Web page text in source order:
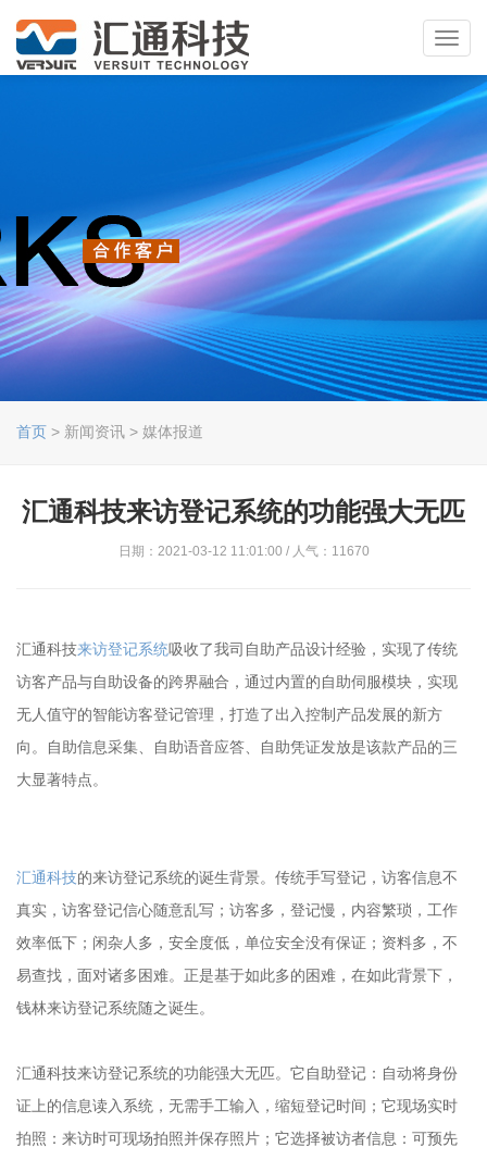
首页 > 新闻资讯 > 媒体报道
汇通科技来访登记系统的功能强大无匹
日期：2021-03-12 11:01:00 / 人气：11670
汇通科技来访登记系统吸收了我司自助产品设计经验，实现了传统
访客产品与自助设备的跨界融合，通过内置的自助伺服模块，实现
无人值守的智能访客登记管理，打造了出入控制产品发展的新方
向。自助信息采集、自助语音应答、自助凭证发放是该款产品的三
大显著特点。
汇通科技的来访登记系统的诞生背景。传统手写登记，访客信息不
真实，访客登记信心随意乱写；访客多，登记慢，内容繁琐，工作
效率低下；闲杂人多，安全度低，单位安全没有保证；资料多，不
易查找，面对诸多困难。正是基于如此多的困难，在如此背景下，
钱林来访登记系统随之诞生。
汇通科技来访登记系统的功能强大无匹。它自助登记：自动将身份
证上的信息读入系统，无需手工输入，缩短登记时间；它现场实时
拍照：来访时可现场拍照并保存照片；它选择被访者信息：可预先